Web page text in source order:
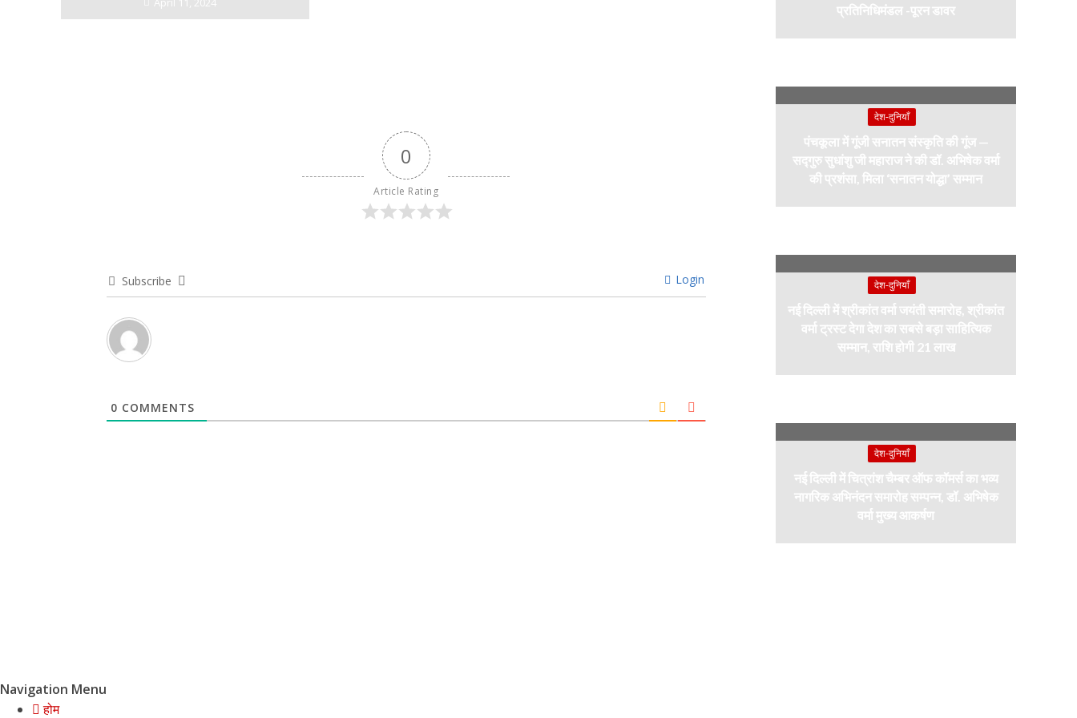
0
Article Rating
Subscribe Login
0 COMMENTS
प्रतिनिधिमंडल -पूरन डावर
देश-दुनियाँ
पंचकूला में गूंजी सनातन संस्कृति की गूंज —
सद्गुरु सुधांशु जी महाराज ने की डॉ. अभिषेक वर्मा
की प्रशंसा, मिला ‘सनातन योद्धा’ सम्मान
देश-दुनियाँ
नई दिल्ली में श्रीकांत वर्मा जयंती समारोह, श्रीकांत
वर्मा ट्रस्ट देगा देश का सबसे बड़ा साहित्यिक
सम्मान, राशि होगी 21 लाख
देश-दुनियाँ
नई दिल्ली में चित्रांश चैम्बर ऑफ कॉमर्स का भव्य
नागरिक अभिनंदन समारोह सम्पन्न, डॉ. अभिषेक
वर्मा मुख्य आकर्षण
Navigation Menu
होम